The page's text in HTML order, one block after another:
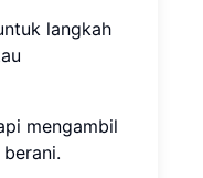
langkah
mengambil